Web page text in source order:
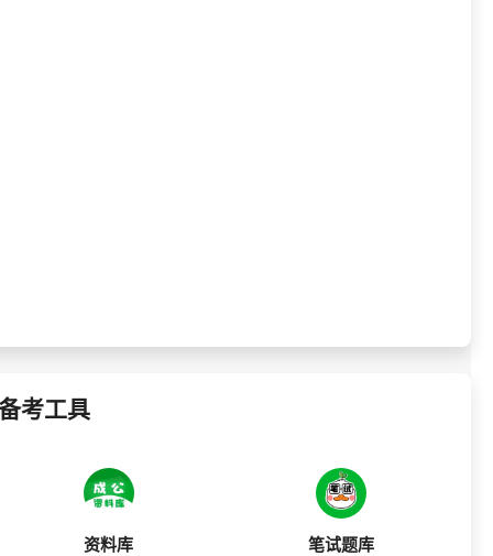
考工具
资料库 笔试题库